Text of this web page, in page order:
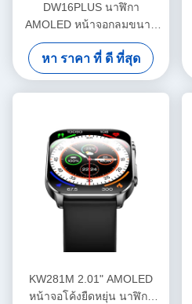
DW16PLUS นาฬิกา
AMOLED หน้าจอกลมขนาด
ใหญ่แรกของอุตสาหกรรม
หา ราคา ที่ ดี ที่สุด
KW281M 2.01" AMOLED
หน้าจอโค้งยืดหยุ่น นาฬิกา